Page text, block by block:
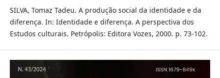
SILVA, Tomaz Tadeu. A produção social da identidade e da
diferença. In: Identidade e diferença. A perspectiva dos
Estudos culturais. Petrópolis: Editora Vozes, 2000. p. 73-102.